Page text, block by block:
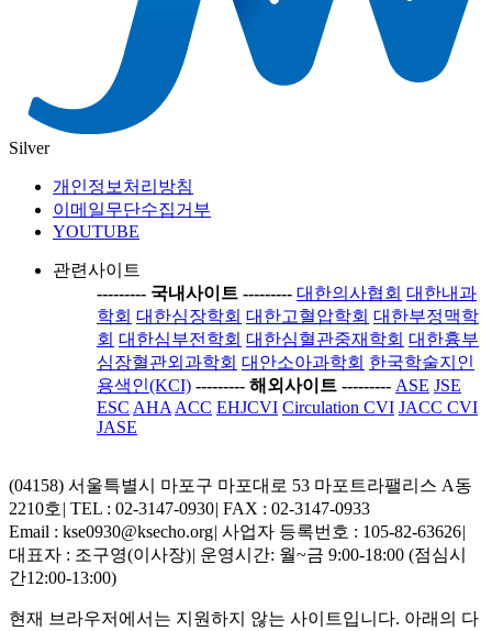
Silver
개인정보처리방침
이메일무단수집거부
YOUTUBE
관련사이트
--------- 국내사이트 --------- 대한의사협회 대한내과
학회 대한심장학회 대한고혈압학회 대한부정맥학
회 대한심부전학회 대한심혈관중재학회 대한흉부
심장혈관외과학회 대안소아과학회 한국학술지인
용색인(KCI) --------- 해외사이트 --------- ASE JSE
ESC AHA ACC EHJCVI Circulation CVI JACC CVI
JASE
(04158) 서울특별시 마포구 마포대로 53 마포트라팰리스 A동
2210호 | TEL : 02-3147-0930| FAX : 02-3147-0933
Email : kse0930@ksecho.org| 사업자 등록번호 : 105-82-63626|
대표자 : 조구영(이사장)| 운영시간: 월~금 9:00-18:00 (점심시
간12:00-13:00)
현재 브라우저에서는 지원하지 않는 사이트입니다. 아래의 다